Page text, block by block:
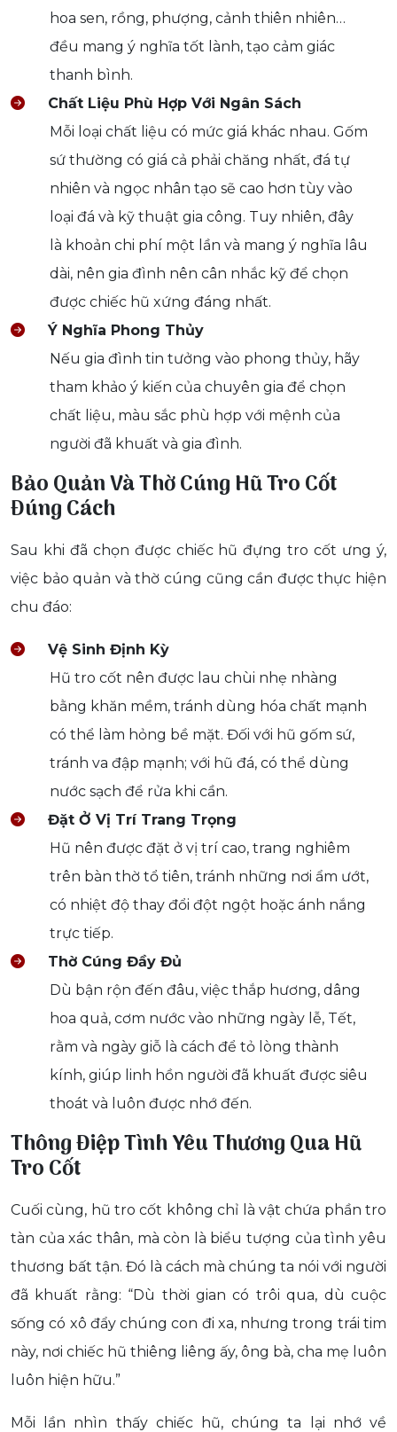
hoa sen, rồng, phượng, cảnh thiên nhiên…
đều mang ý nghĩa tốt lành, tạo cảm giác
thanh bình.
Chất Liệu Phù Hợp Với Ngân Sách
Mỗi loại chất liệu có mức giá khác nhau. Gốm
sứ thường có giá cả phải chăng nhất, đá tự
nhiên và ngọc nhân tạo sẽ cao hơn tùy vào
loại đá và kỹ thuật gia công. Tuy nhiên, đây
là khoản chi phí một lần và mang ý nghĩa lâu
dài, nên gia đình nên cân nhắc kỹ để chọn
được chiếc hũ xứng đáng nhất.
Ý Nghĩa Phong Thủy
Nếu gia đình tin tưởng vào phong thủy, hãy
tham khảo ý kiến của chuyên gia để chọn
chất liệu, màu sắc phù hợp với mệnh của
người đã khuất và gia đình.
Bảo Quản Và Thờ Cúng Hũ Tro Cốt
Đúng Cách
Sau khi đã chọn được chiếc hũ đựng tro cốt ưng ý,
việc bảo quản và thờ cúng cũng cần được thực hiện
chu đáo:
Vệ Sinh Định Kỳ
Hũ tro cốt nên được lau chùi nhẹ nhàng
bằng khăn mềm, tránh dùng hóa chất mạnh
có thể làm hỏng bề mặt. Đối với hũ gốm sứ,
tránh va đập mạnh; với hũ đá, có thể dùng
nước sạch để rửa khi cần.
Đặt Ở Vị Trí Trang Trọng
Hũ nên được đặt ở vị trí cao, trang nghiêm
trên bàn thờ tổ tiên, tránh những nơi ẩm ướt,
có nhiệt độ thay đổi đột ngột hoặc ánh nắng
trực tiếp.
Thờ Cúng Đầy Đủ
Dù bận rộn đến đâu, việc thắp hương, dâng
hoa quả, cơm nước vào những ngày lễ, Tết,
rằm và ngày giỗ là cách để tỏ lòng thành
kính, giúp linh hồn người đã khuất được siêu
thoát và luôn được nhớ đến.
Thông Điệp Tình Yêu Thương Qua Hũ
Tro Cốt
Cuối cùng, hũ tro cốt không chỉ là vật chứa phần tro
tàn của xác thân, mà còn là biểu tượng của tình yêu
thương bất tận. Đó là cách mà chúng ta nói với người
đã khuất rằng: “Dù thời gian có trôi qua, dù cuộc
sống có xô đẩy chúng con đi xa, nhưng trong trái tim
này, nơi chiếc hũ thiêng liêng ấy, ông bà, cha mẹ luôn
luôn hiện hữu.”
Mỗi lần nhìn thấy chiếc hũ, chúng ta lại nhớ về